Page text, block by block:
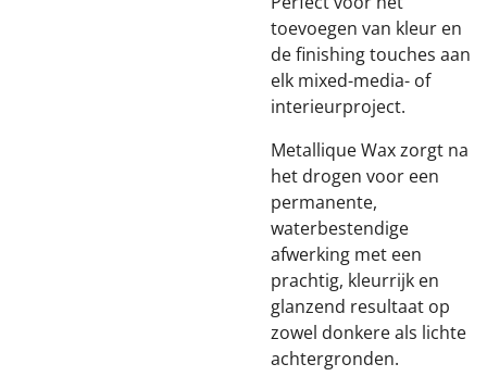
toevoegen van kleur en
de finishing touches aan
elk mixed-media- of
interieurproject.
Metallique Wax zorgt na
het drogen voor een
permanente,
waterbestendige
afwerking met een
prachtig, kleurrijk en
glanzend resultaat op
zowel donkere als lichte
achtergronden.